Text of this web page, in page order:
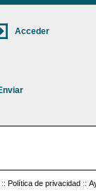
:: Política de privacidad ::